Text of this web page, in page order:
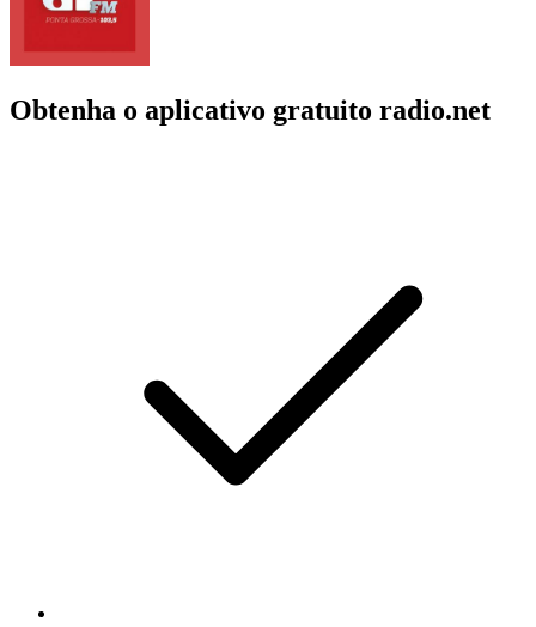
Obtenha o aplicativo gratuito radio.net